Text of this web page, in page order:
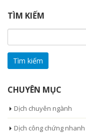
TÌM KIẾM
kiếm
cho:
CHUYÊN MỤC
Dịch chuyên ngành
Dịch công chứng nhanh